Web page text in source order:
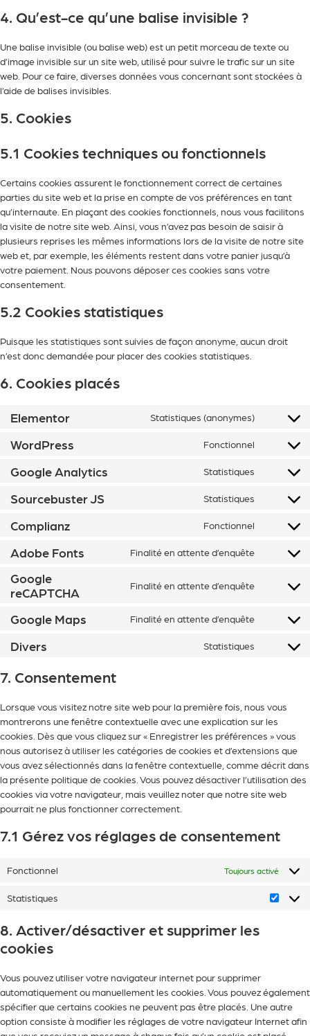
4. Qu’est-ce qu’une balise invisible ?
Une balise invisible (ou balise web) est un petit morceau de texte ou
d’image invisible sur un site web, utilisé pour suivre le trafic sur un site
web. Pour ce faire, diverses données vous concernant sont stockées à
l’aide de balises invisibles.
5. Cookies
5.1 Cookies techniques ou fonctionnels
Certains cookies assurent le fonctionnement correct de certaines
parties du site web et la prise en compte de vos préférences en tant
qu’internaute. En plaçant des cookies fonctionnels, nous vous facilitons
la visite de notre site web. Ainsi, vous n’avez pas besoin de saisir à
plusieurs reprises les mêmes informations lors de la visite de notre site
web et, par exemple, les éléments restent dans votre panier jusqu’à
votre paiement. Nous pouvons déposer ces cookies sans votre
consentement.
5.2 Cookies statistiques
Puisque les statistiques sont suivies de façon anonyme, aucun droit
n’est donc demandée pour placer des cookies statistiques.
6. Cookies placés
Elementor Statistiques (anonymes)
WordPress Fonctionnel
Google Analytics Statistiques
Sourcebuster JS Statistiques
Complianz Fonctionnel
Adobe Fonts Finalité en attente d’enquête
Google
reCAPTCHA
Finalité en attente d’enquête
Google Maps Finalité en attente d’enquête
Divers Statistiques
7. Consentement
Lorsque vous visitez notre site web pour la première fois, nous vous
montrerons une fenêtre contextuelle avec une explication sur les
cookies. Dès que vous cliquez sur « Enregistrer les préférences » vous
nous autorisez à utiliser les catégories de cookies et d’extensions que
vous avez sélectionnés dans la fenêtre contextuelle, comme décrit dans
la présente politique de cookies. Vous pouvez désactiver l’utilisation des
cookies via votre navigateur, mais veuillez noter que notre site web
pourrait ne plus fonctionner correctement.
7.1 Gérez vos réglages de consentement
Fonctionnel Toujours activé
Statistiques
8. Activer/désactiver et supprimer les
cookies
Vous pouvez utiliser votre navigateur internet pour supprimer
automatiquement ou manuellement les cookies. Vous pouvez également
spécifier que certains cookies ne peuvent pas être placés. Une autre
option consiste à modifier les réglages de votre navigateur Internet afin